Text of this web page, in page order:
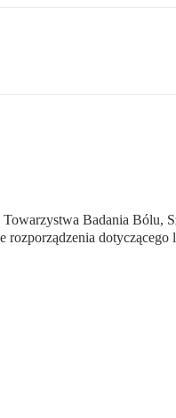
Badania Bólu,
dotyczącego